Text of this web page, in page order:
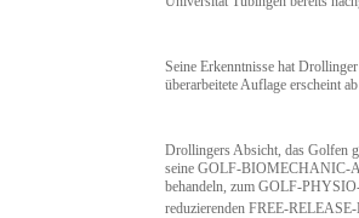
Seine Erkenntnisse hat
überarbeitete Auflage erscheint
Drollingers Absicht, das Golfen
seine GOLF-BIOMECHANIC-
behandeln, zum GOLF-
reduzierenden FREE-